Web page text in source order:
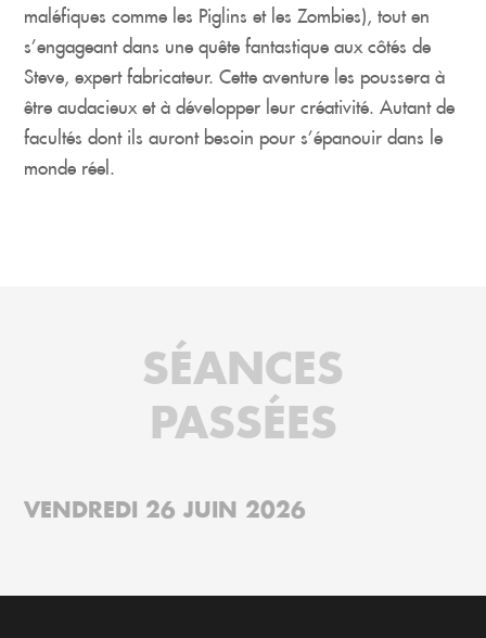
maléfiques comme les Piglins et les Zombies), tout en
s’engageant dans une quête fantastique aux côtés de
Steve, expert fabricateur. Cette aventure les poussera à
être audacieux et à développer leur créativité. Autant de
facultés dont ils auront besoin pour s’épanouir dans le
monde réel.
SÉANCES
PASSÉES
VENDREDI 26 JUIN 2026